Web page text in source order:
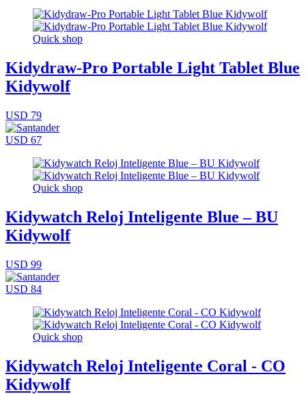
Quick shop
Kidydraw-Pro Portable Light Tablet Blue
Kidywolf
USD 79
USD 67
Quick shop
Kidywatch Reloj Inteligente Blue – BU
Kidywolf
USD 99
USD 84
Quick shop
Kidywatch Reloj Inteligente Coral - CO
Kidywolf